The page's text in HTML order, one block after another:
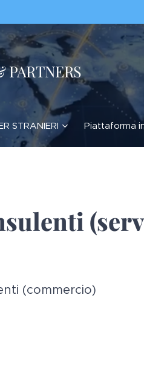
PARTNERS
STRANIERI Piattaforma
(commercio)